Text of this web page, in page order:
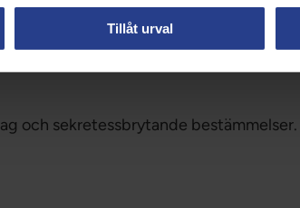
Tillåt urval
röjs till vårdnadshavaren. Med
fysiskt eller på annat sätt. Det ska
i något avsevärt avseende.
och sekretessbrytande bestämmelser.